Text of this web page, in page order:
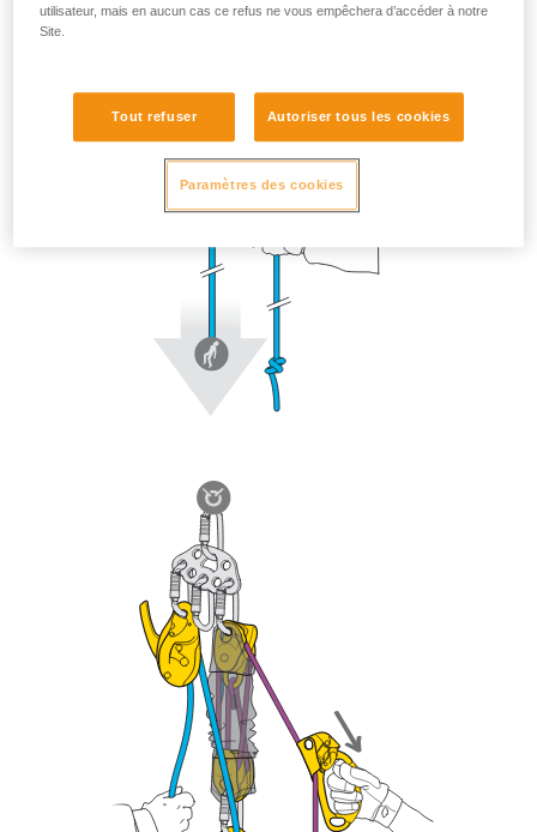
utilisateur, mais en aucun cas ce refus ne vous empêchera d’accéder à notre
Site.
Tout refuser Autoriser tous les cookies
Paramètres des cookies